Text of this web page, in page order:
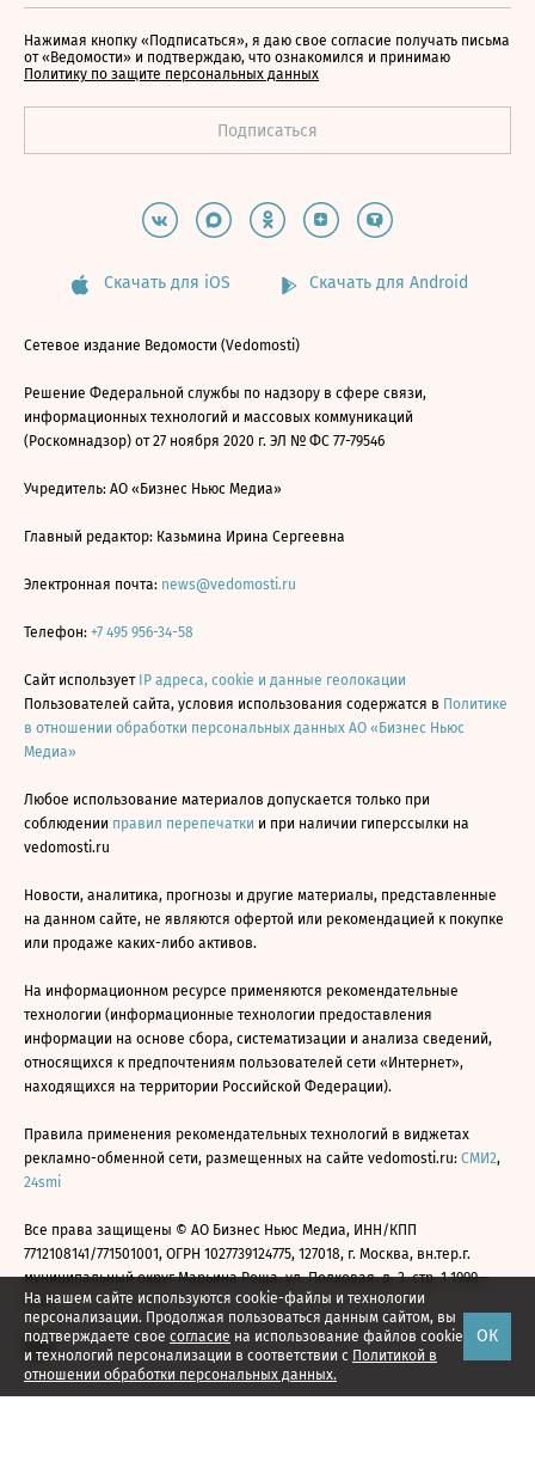
На нашем сайте используются cookie-файлы и технологии
персонализации. Продолжая пользоваться данным сайтом, вы
подтверждаете свое согласие на использование файлов cookie
и технологий персонализации в соответствии с Политикой в
отношении обработки персональных данных.
ОК
Нажимая кнопку «Подписаться», я даю свое согласие получать письма
от «Ведомости» и подтверждаю, что ознакомился и принимаю
Политику по защите персональных данных
Скачать для iOS Скачать для Android
Сетевое издание Ведомости (Vedomosti)
Решение Федеральной службы по надзору в сфере связи,
информационных технологий и массовых коммуникаций
(Роскомнадзор) от 27 ноября 2020 г. ЭЛ № ФС 77-79546
Учредитель: АО «Бизнес Ньюс Медиа»
Главный редактор: Казьмина Ирина Сергеевна
Электронная почта: news@vedomosti.ru
Телефон: +7 495 956-34-58
Сайт использует IP адреса, cookie и данные геолокации
Пользователей сайта, условия использования содержатся в Политике
в отношении обработки персональных данных АО «Бизнес Ньюс
Медиа»
Любое использование материалов допускается только при
соблюдении правил перепечатки и при наличии гиперссылки на
vedomosti.ru
Новости, аналитика, прогнозы и другие материалы, представленные
на данном сайте, не являются офертой или рекомендацией к покупке
или продаже каких-либо активов.
На информационном ресурсе применяются рекомендательные
технологии (информационные технологии предоставления
информации на основе сбора, систематизации и анализа сведений,
относящихся к предпочтениям пользователей сети «Интернет»,
находящихся на территории Российской Федерации).
Правила применения рекомендательных технологий в виджетах
рекламно-обменной сети, размещенных на сайте vedomosti.ru: СМИ2,
24smi
Все права защищены © АО Бизнес Ньюс Медиа, ИНН/КПП
7712108141/771501001, ОГРН 1027739124775, 127018, г. Москва, вн.тер.г.
муниципальный округ Марьина Роща, ул. Полковая, д. 3, стр. 1 1999—
2026